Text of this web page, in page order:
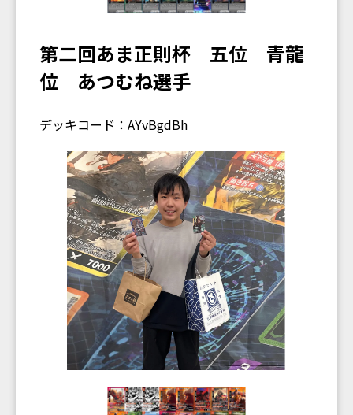
第二回あま正則杯 五位 青龍
位 あつむね選手
デッキコード：AYvBgdBh